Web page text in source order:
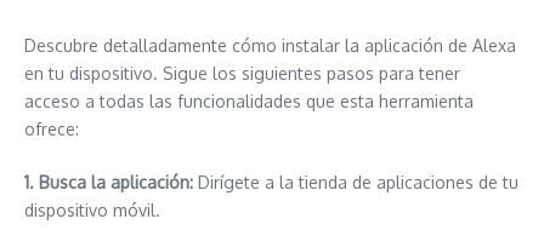
Descubre detalladamente cómo instalar la aplicación de Alexa
en tu dispositivo. Sigue los siguientes pasos para tener
acceso a todas las funcionalidades que esta herramienta
ofrece:
1. Busca la aplicación: Dirígete a la tienda de aplicaciones de tu
dispositivo móvil.